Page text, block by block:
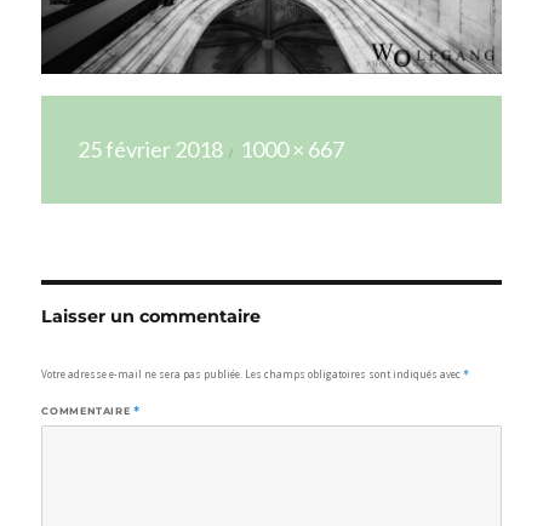
le
25 février 2018
réelle
1000 × 667
Laisser un commentaire
Votre adresse e-mail ne sera pas publiée. Les champs obligatoires sont indiqués avec*
COMMENTAIRE *